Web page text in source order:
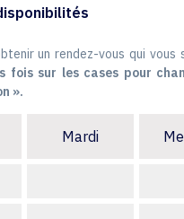
un rendez-vous qui
fois sur les cases pour
».
Mardi